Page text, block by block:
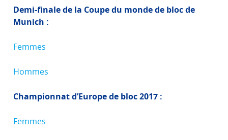
Demi-finale de la Coupe du monde de bloc de
Munich :
Femmes
Hommes
Championnat d’Europe de bloc 2017 :
Femmes